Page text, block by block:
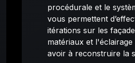
procédurale et le
vous permettent
itérations sur les
matériaux et l'éclairage
avoir à reconstruire la